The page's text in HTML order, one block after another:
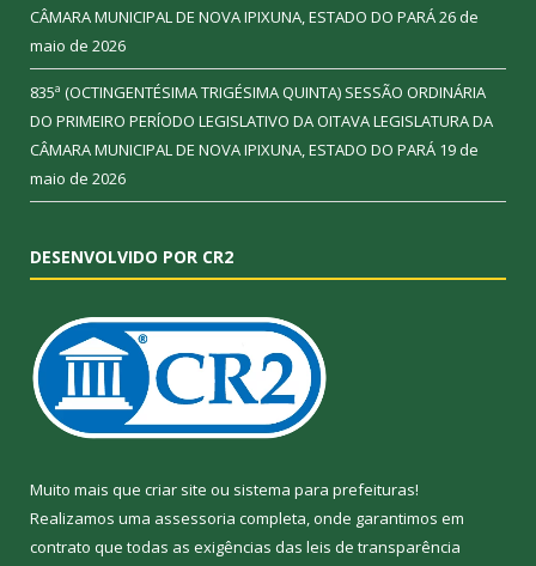
CÂMARA MUNICIPAL DE NOVA IPIXUNA, ESTADO DO PARÁ26 de
maio de 2026
835ª (OCTINGENTÉSIMA TRIGÉSIMA QUINTA) SESSÃO ORDINÁRIA
DO PRIMEIRO PERÍODO LEGISLATIVO DA OITAVA LEGISLATURA DA
CÂMARA MUNICIPAL DE NOVA IPIXUNA, ESTADO DO PARÁ 19 de
maio de 2026
DESENVOLVIDO POR CR2
Muito mais que criar site ou sistema para prefeituras!
Realizamos uma assessoria completa, onde garantimos em
contrato que todas as exigências das leis de transparência